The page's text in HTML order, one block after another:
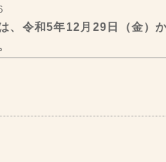
、令和5年12月29日（金）